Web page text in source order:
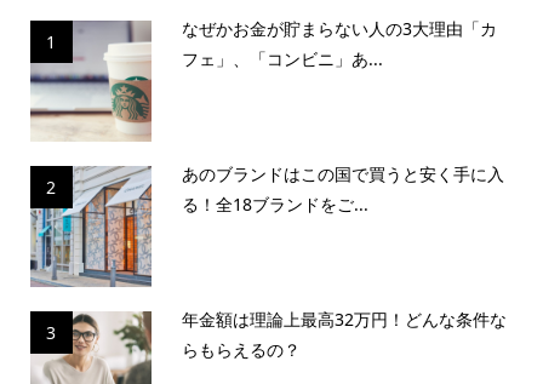
1
なぜかお金が貯まらない人の3大理由「カ
フェ」、「コンビニ」あ...
2
あのブランドはこの国で買うと安く手に入
る！全18ブランドをご...
3
年金額は理論上最高32万円！どんな条件な
らもらえるの？